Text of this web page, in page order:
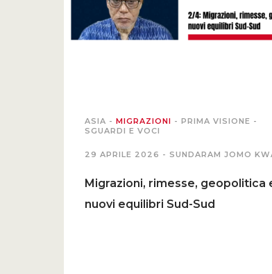
ASIA - MIGRAZIONI - PRIMA VISIONE -
SGUARDI E VOCI
29 APRILE 2026 - SUNDARAM JOMO
Migrazioni, rimesse, geopolitica
nuovi equilibri Sud-Sud